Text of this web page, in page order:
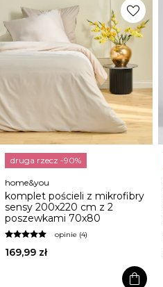
favorite
druga rzecz -90%
home&you
komplet pościeli z mikrofibry
sensy 200x220 cm z 2
poszewkami 70x80
opinie (4)
169,99 zł
shopping_bag